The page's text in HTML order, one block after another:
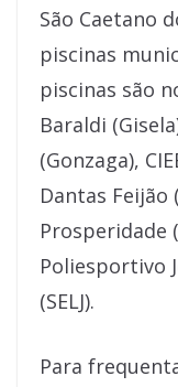
São Caetano
piscinas
piscinas são
Baraldi
(Gonzaga),
Dantas Feijão
Prosperidade
Poliesportivo
(SELJ).
Para